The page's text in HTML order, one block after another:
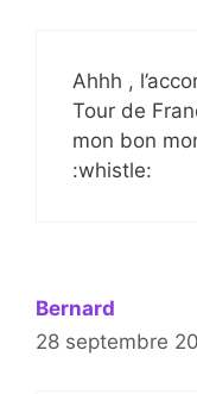
Ahhh ,
Tour de
mon bon
:whistle:
Bernard
28 septembre